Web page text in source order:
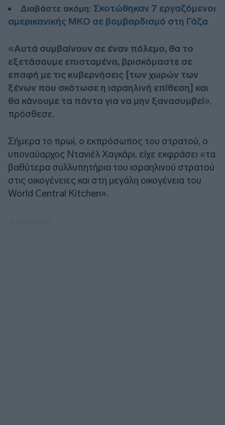
Διαβάστε ακόμη: Σκοτώθηκαν 7 εργαζόμενοι
αμερικανικής ΜΚΟ σε βομβαρδισμό στη Γάζα
«Αυτά συμβαίνουν σε έναν πόλεμο, θα το
εξετάσουμε επισταμένα, βρισκόμαστε σε
επαφή με τις κυβερνήσεις [των χωρών των
ξένων που σκότωσε η ισραηλινή επίθεση] και
θα κάνουμε τα πάντα για να μην ξανασυμβεί»,
πρόσθεσε.
Σήμερα το πρωί, ο εκπρόσωπος του στρατού, ο
υποναύαρχος Ντανιέλ Χαγκάρι, είχε εκφράσει «τα
βαθύτερα συλλυπητήρια του ισραηλινού στρατού
στις οικογένειες και στη μεγάλη οικογένεια του
World Central Kitchen».